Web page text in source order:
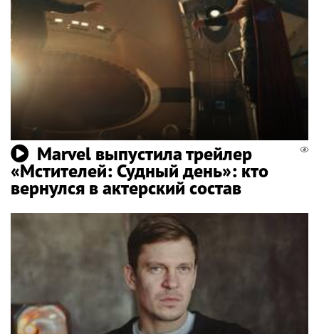
Marvel выпустила трейлер
«Мстителей: Судный день»: кто
вернулся в актерский состав